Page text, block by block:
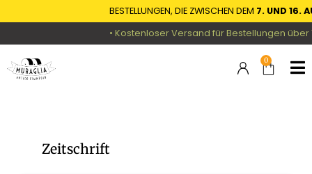
BESTELLUNGEN, DIE ZWISCHEN DEM7. UND 16. AUGUST
• Kostenloser Versand für Bestellungen über 150 € in
0
Zeitschrift